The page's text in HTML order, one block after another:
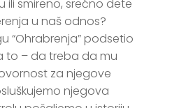
ili smireno, srećno dete
u naš odnos?
“Ohrabrenja” podsetio
to – da treba da mu
za njegove
njegova